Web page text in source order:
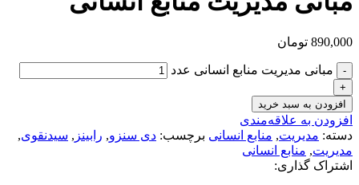
890,000 تومان
مبانی مدیریت منابع انسانی عدد
افزودن به سبد خرید
افزودن به علاقه‌مندی
دسته: مدیریت, منابع انسانی برچسب: دی سنزو, رابینز , سیدنقوی,
مدیریت, منابع انسانی
اشتراک گذاری: